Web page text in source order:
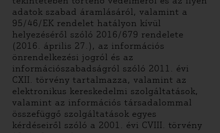
adatok szabad áramlásáról, valamint a
95/46/EK rendelet hatályon kívül
helyezéséről szóló 2016/679 rendelete
(2016. április 27.), az információs
önrendelkezési jogról és az
információszabadságról szóló 2011. évi
CXII. törvény tartalmazza, valamint az
elektronikus kereskedelmi szolgáltatások,
valamint az információs társadalommal
összefüggő szolgáltatások egyes
kérdéseiről szóló a 2001. évi CVIII. törvény